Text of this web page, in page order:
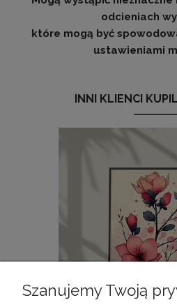
odcieniach
które mogą być
ustawieniami
INNI KLIENCI
Szanujemy Twoją